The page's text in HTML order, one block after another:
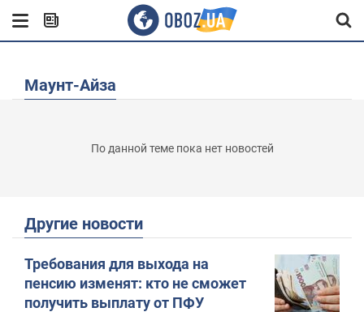
Маунт-Айза
По данной теме пока нет новостей
Другие новости
Требования для выхода на
пенсию изменят: кто не сможет
получить выплату от ПФУ